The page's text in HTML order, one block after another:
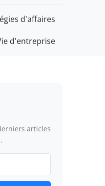
d'affaires
d'entreprise
articles